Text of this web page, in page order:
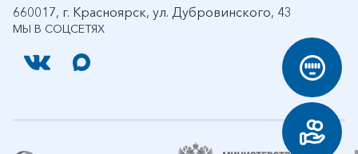
МЫ В СОЦСЕТЯХ
660017, г. Красноярск, ул. Дубровинского, 43